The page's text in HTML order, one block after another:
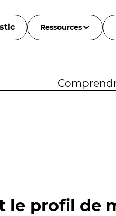
Ressources
le profil de